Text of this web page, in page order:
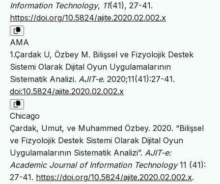
Information Technology, 11(41), 27-41.
https://doi.org/10.5824/ajite.2020.02.002.x
AMA
1.Çardak U, Özbey M. Bilişsel ve Fizyolojik Destek
Sistemi Olarak Dijital Oyun Uygulamalarının
Sistematik Analizi. AJIT-e. 2020;11(41):27-41.
doi:10.5824/ajite.2020.02.002.x
Chicago
Çardak, Umut, ve Muhammed Özbey. 2020. “Bilişsel
ve Fizyolojik Destek Sistemi Olarak Dijital Oyun
Uygulamalarının Sistematik Analizi”. AJIT-e:
Academic Journal of Information Technology11 (41):
27-41. https://doi.org/10.5824/ajite.2020.02.002.x.